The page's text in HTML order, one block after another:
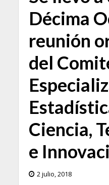
Décima
reunión
del
Ciencia,
e
2 julio, 2018